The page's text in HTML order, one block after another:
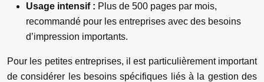
Usage intensif : Plus de 500 pages par mois,
recommandé pour les entreprises avec des besoins
d’impression importants.
Pour les petites entreprises, il est particulièrement important
de considérer les besoins spécifiques liés à la gestion des